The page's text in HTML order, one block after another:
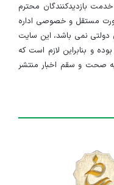
بازدیدکنندگان محترم
مستقل و خصوصی اداره
دولتی نمی باشد، این سایت
و بنابراین لازم است که
صحت و سقم اخبار منتشر